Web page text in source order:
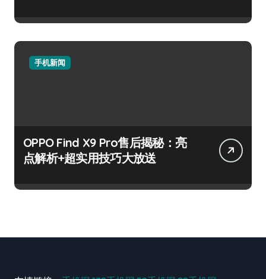
手机新闻
OPPO Find X9 Pro售后揭秘：亮
点解析+超实用技巧大放送